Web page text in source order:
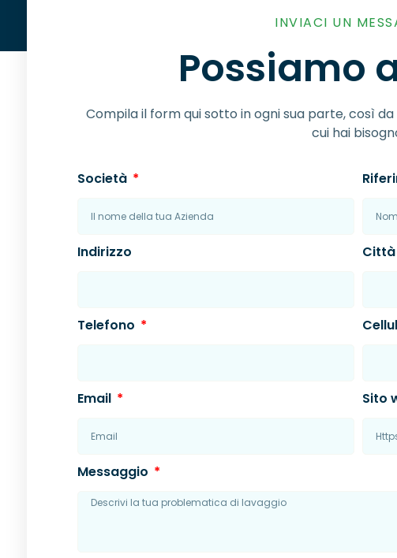
INVIACI UN
Possiamo
Compila il form qui sotto in ogni sua parte, così
cui hai
Società
Indirizzo Città
Telefono
Email Sito
Messaggio